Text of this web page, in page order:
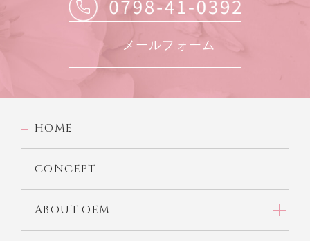
メールフォーム
HOME
CONCEPT
ABOUT OEM